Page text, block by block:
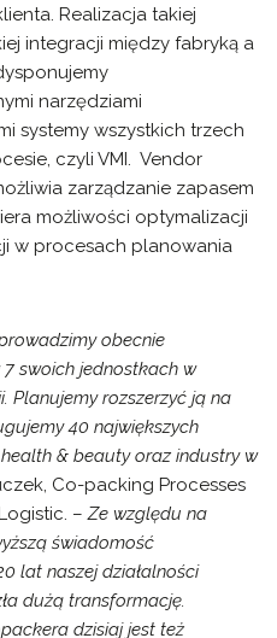
Realizacja takiej
integracji między fabryką a
narzędziami
systemy wszystkich trzech
czyli VMI. Vendor
zarządzanie zapasem
możliwości optymalizacji
w procesach planowania
obecnie
swoich jednostkach w
Planujemy rozszerzyć ją na
40 największych
& beauty oraz industry w
Co-packing Processes
–Ze względu na
świadomość
lat naszej działalności
dużą transformację.
dzisiaj jest też